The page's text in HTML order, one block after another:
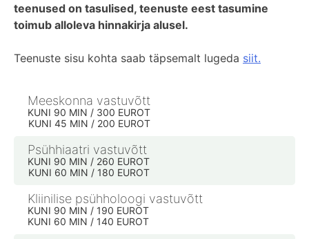
teenused on tasulised, teenuste eest tasumine
toimub alloleva hinnakirja alusel.
Teenuste sisu kohta saab täpsemalt lugeda siit.
Meeskonna vastuvõtt
KUNI 90 MIN / 300 EUROT
KUNI 45 MIN / 200 EUROT
Psühhiaatri vastuvõtt
KUNI 90 MIN / 260 EUROT
KUNI 60 MIN / 180 EUROT
Kliinilise psühholoogi vastuvõtt
KUNI 90 MIN / 190 EUROT
KUNI 60 MIN / 140 EUROT